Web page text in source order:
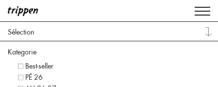
Sélection
Kategorie
Best-seller
PÉ 26